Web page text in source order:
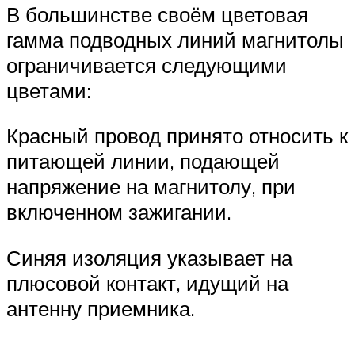
В большинстве своём цветовая
гамма подводных линий магнитолы
ограничивается следующими
цветами:
Красный провод принято относить к
питающей линии, подающей
напряжение на магнитолу, при
включенном зажигании.
Синяя изоляция указывает на
плюсовой контакт, идущий на
антенну приемника.